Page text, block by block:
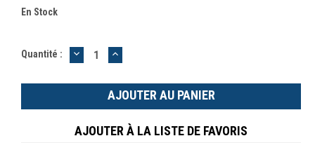
En Stock
Quantité : DIMINUER
LA
:
AUGMENTER
LA
:
AJOUTER À LA LISTE DE FAVORIS